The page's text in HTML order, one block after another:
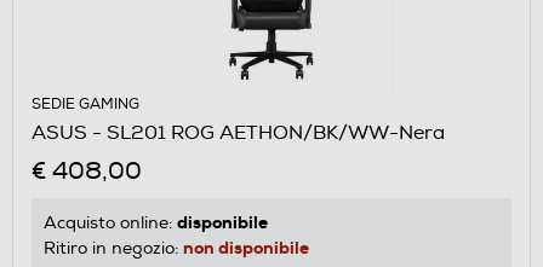
SEDIE GAMING
ASUS - SL201 ROG AETHON/BK/WW-Nera
€ 408,00
Acquisto online: disponibile
Ritiro in negozio: non disponibile